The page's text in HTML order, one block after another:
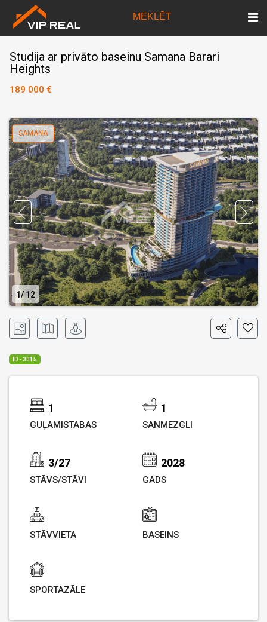
MEKLĒT
Studija ar privāto baseinu Samana Barari
Heights
189 000 €
SAMANA
1 12
ID - 3015
1
GUĻAMISTABAS
1
SANMEZGLI
3/27
STĀVS/STĀVI
2028
GADS
STĀVVIETA BASEINS
SPORTAZĀLE